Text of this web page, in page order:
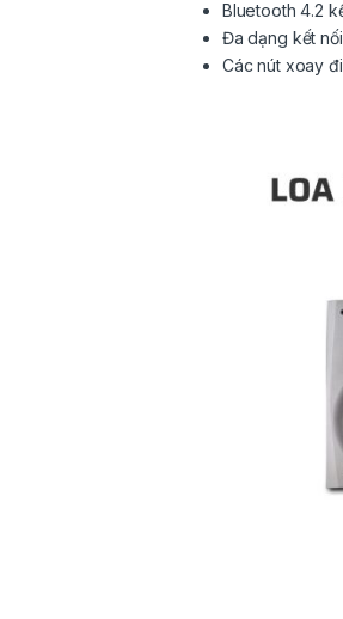
Bluetooth 4.2
Đa dạng kết
Các nút xoay